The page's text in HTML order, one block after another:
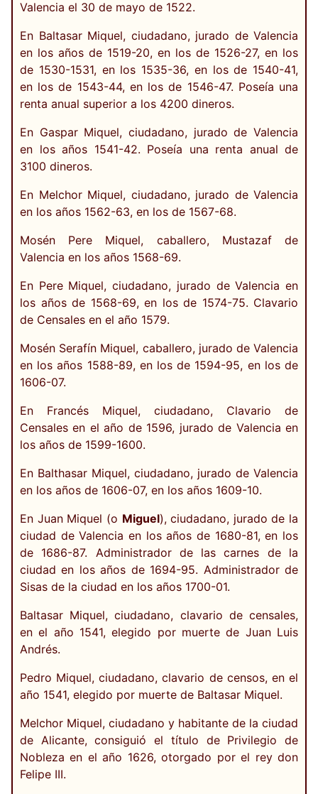
Valencia el 30 de mayo de 1522.
En Baltasar Miquel, ciudadano, jurado de Valencia
en los años de 1519-20, en los de 1526-27, en los
de 1530-1531, en los 1535-36, en los de 1540-41,
en los de 1543-44, en los de 1546-47. Poseía una
renta anual superior a los 4200 dineros.
En Gaspar Miquel, ciudadano, jurado de Valencia
en los años 1541-42. Poseía una renta anual de
3100 dineros.
En Melchor Miquel, ciudadano, jurado de Valencia
en los años 1562-63, en los de 1567-68.
Mosén Pere Miquel, caballero, Mustazaf de
Valencia en los años 1568-69.
En Pere Miquel, ciudadano, jurado de Valencia en
los años de 1568-69, en los de 1574-75. Clavario
de Censales en el año 1579.
Mosén Serafín Miquel, caballero, jurado de Valencia
en los años 1588-89, en los de 1594-95, en los de
1606-07.
En Francés Miquel, ciudadano, Clavario de
Censales en el año de 1596, jurado de Valencia en
los años de 1599-1600.
En Balthasar Miquel, ciudadano, jurado de Valencia
en los años de 1606-07, en los años 1609-10.
En Juan Miquel (o Miguel), ciudadano, jurado de la
ciudad de Valencia en los años de 1680-81, en los
de 1686-87. Administrador de las carnes de la
ciudad en los años de 1694-95. Administrador de
Sisas de la ciudad en los años 1700-01.
Baltasar Miquel, ciudadano, clavario de censales,
en el año 1541, elegido por muerte de Juan Luis
Andrés.
Pedro Miquel, ciudadano, clavario de censos, en el
año 1541, elegido por muerte de Baltasar Miquel.
Melchor Miquel, ciudadano y habitante de la ciudad
de Alicante, consiguió el título de Privilegio de
Nobleza en el año 1626, otorgado por el rey don
Felipe III.